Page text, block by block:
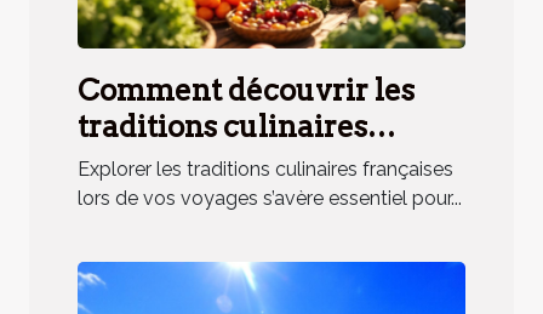
Comment découvrir les
traditions culinaires
françaises lors de vos
voyages ?
Explorer les traditions culinaires françaises
lors de vos voyages s’avère essentiel pour...